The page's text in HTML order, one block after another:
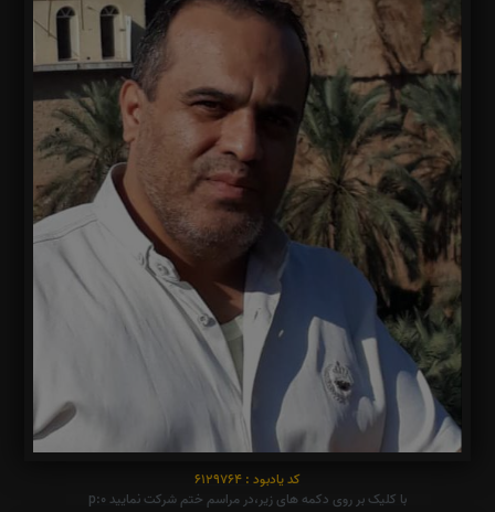
کد یادبود : 6129764
با کلیک بر روی دکمه های زیر،در مراسم ختم شرکت نمایید p:0